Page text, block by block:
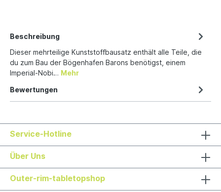
Beschreibung
Dieser mehrteilige Kunststoffbausatz enthält alle Teile, die
du zum Bau der Bögenhafen Barons benötigst, einem
Imperial-Nobi… Mehr
Bewertungen
Service-Hotline
Über Uns
Outer-rim-tabletopshop